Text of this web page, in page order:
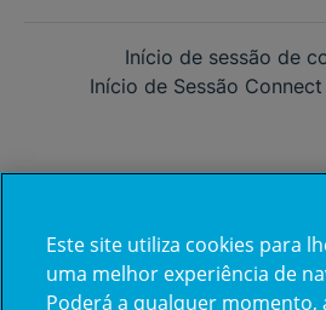
Início de sessão de
Início de Sessão
Já trabalha
Este site utiliza cookies para
uma melhor experiência de
Poderá a qualquer momento,